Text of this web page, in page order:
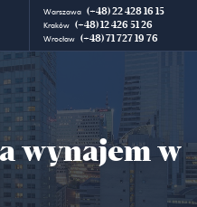
Warszawa (+48) 22 428 16 15
Kraków (+48) 12 426 51 26
Wrocław (+48) 71 727 19 76
wynajem w